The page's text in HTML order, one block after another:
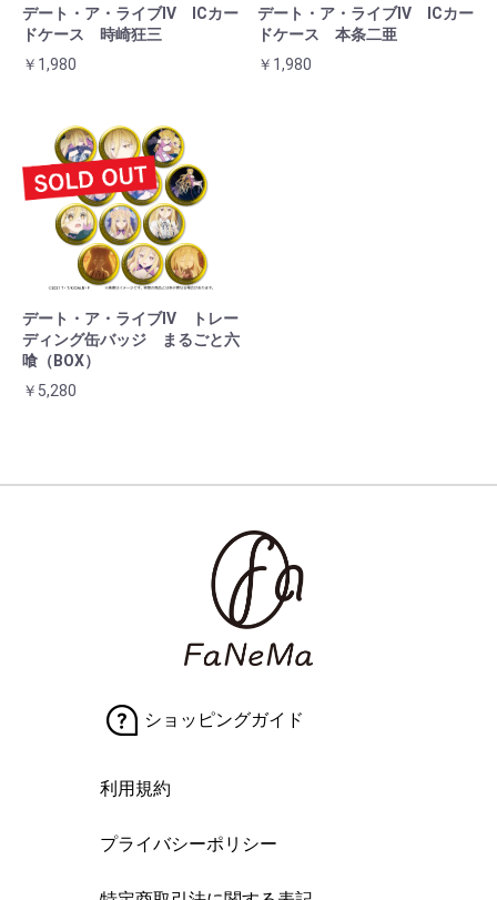
デート・ア・ライブⅣ ICカー
ドケース 時崎狂三
￥1,980
デート・ア・ライブⅣ ICカー
ドケース 本条二亜
￥1,980
デート・ア・ライブⅣ トレー
ディング缶バッジ まるごと六
喰（BOX）
￥5,280
ショッピングガイド
利用規約
プライバシーポリシー